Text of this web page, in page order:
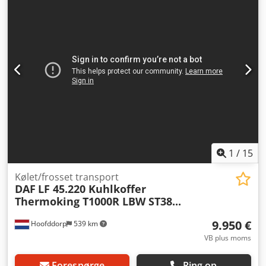
tilgængelig! Ved spørgsmål til køretøjet eller for yderligere
information, kontakt os gerne via WhatsApp. WhatsApp på
tysk, engelsk -- WhatsApp på tysk, engelsk, arabisk.
1 / 15
Hoofddorp 539 km
Kølet/frosset transport
DAF LF 45.220 Kuhlkoffer
Thermoking T1000R LBW ST38...
9.950 €
VB plus moms